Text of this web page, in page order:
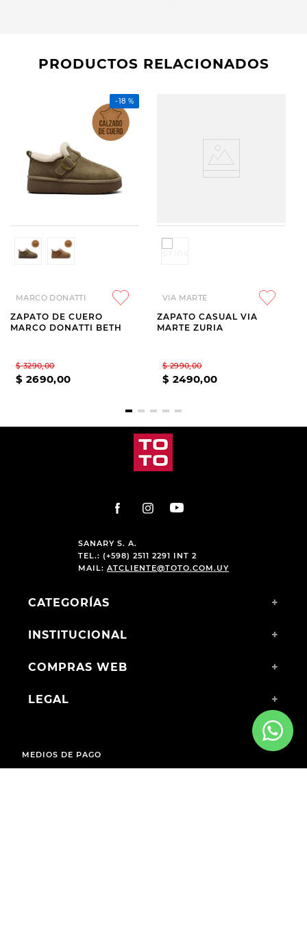
PRODUCTOS RELACIONADOS
-18 %
MARCO DONATTI
ZAPATO DE CUERO
MARCO DONATTI BETH
$ 3290,00
$ 2690,00
VIA MARTE
ZAPATO CASUAL VIA
MARTE ZURIA
$ 2990,00
$ 2490,00
SANARY S. A.
TEL.: (+598) 2511 2291 INT 2
MAIL: ATCLIENTE@TOTO.COM.UY
CATEGORÍAS +
INSTITUCIONAL +
COMPRAS WEB +
LEGAL +
MEDIOS DE PAGO